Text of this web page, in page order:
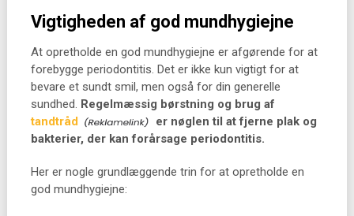
Vigtigheden af god mundhygiejne
At opretholde en god mundhygiejne er afgørende for at
forebygge periodontitis. Det er ikke kun vigtigt for at
bevare et sundt smil, men også for din generelle
sundhed. Regelmæssig børstning og brug af
tandtråd
er nøglen til at fjerne plak og
bakterier, der kan forårsage periodontitis.
Her er nogle grundlæggende trin for at opretholde en
god mundhygiejne: